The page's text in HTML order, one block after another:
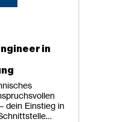
& Data
)
in
dein Einstieg in